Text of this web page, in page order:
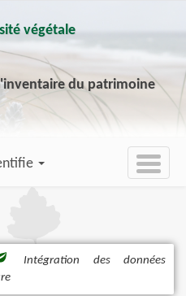
végétale
du patrimoine
Intégration des données